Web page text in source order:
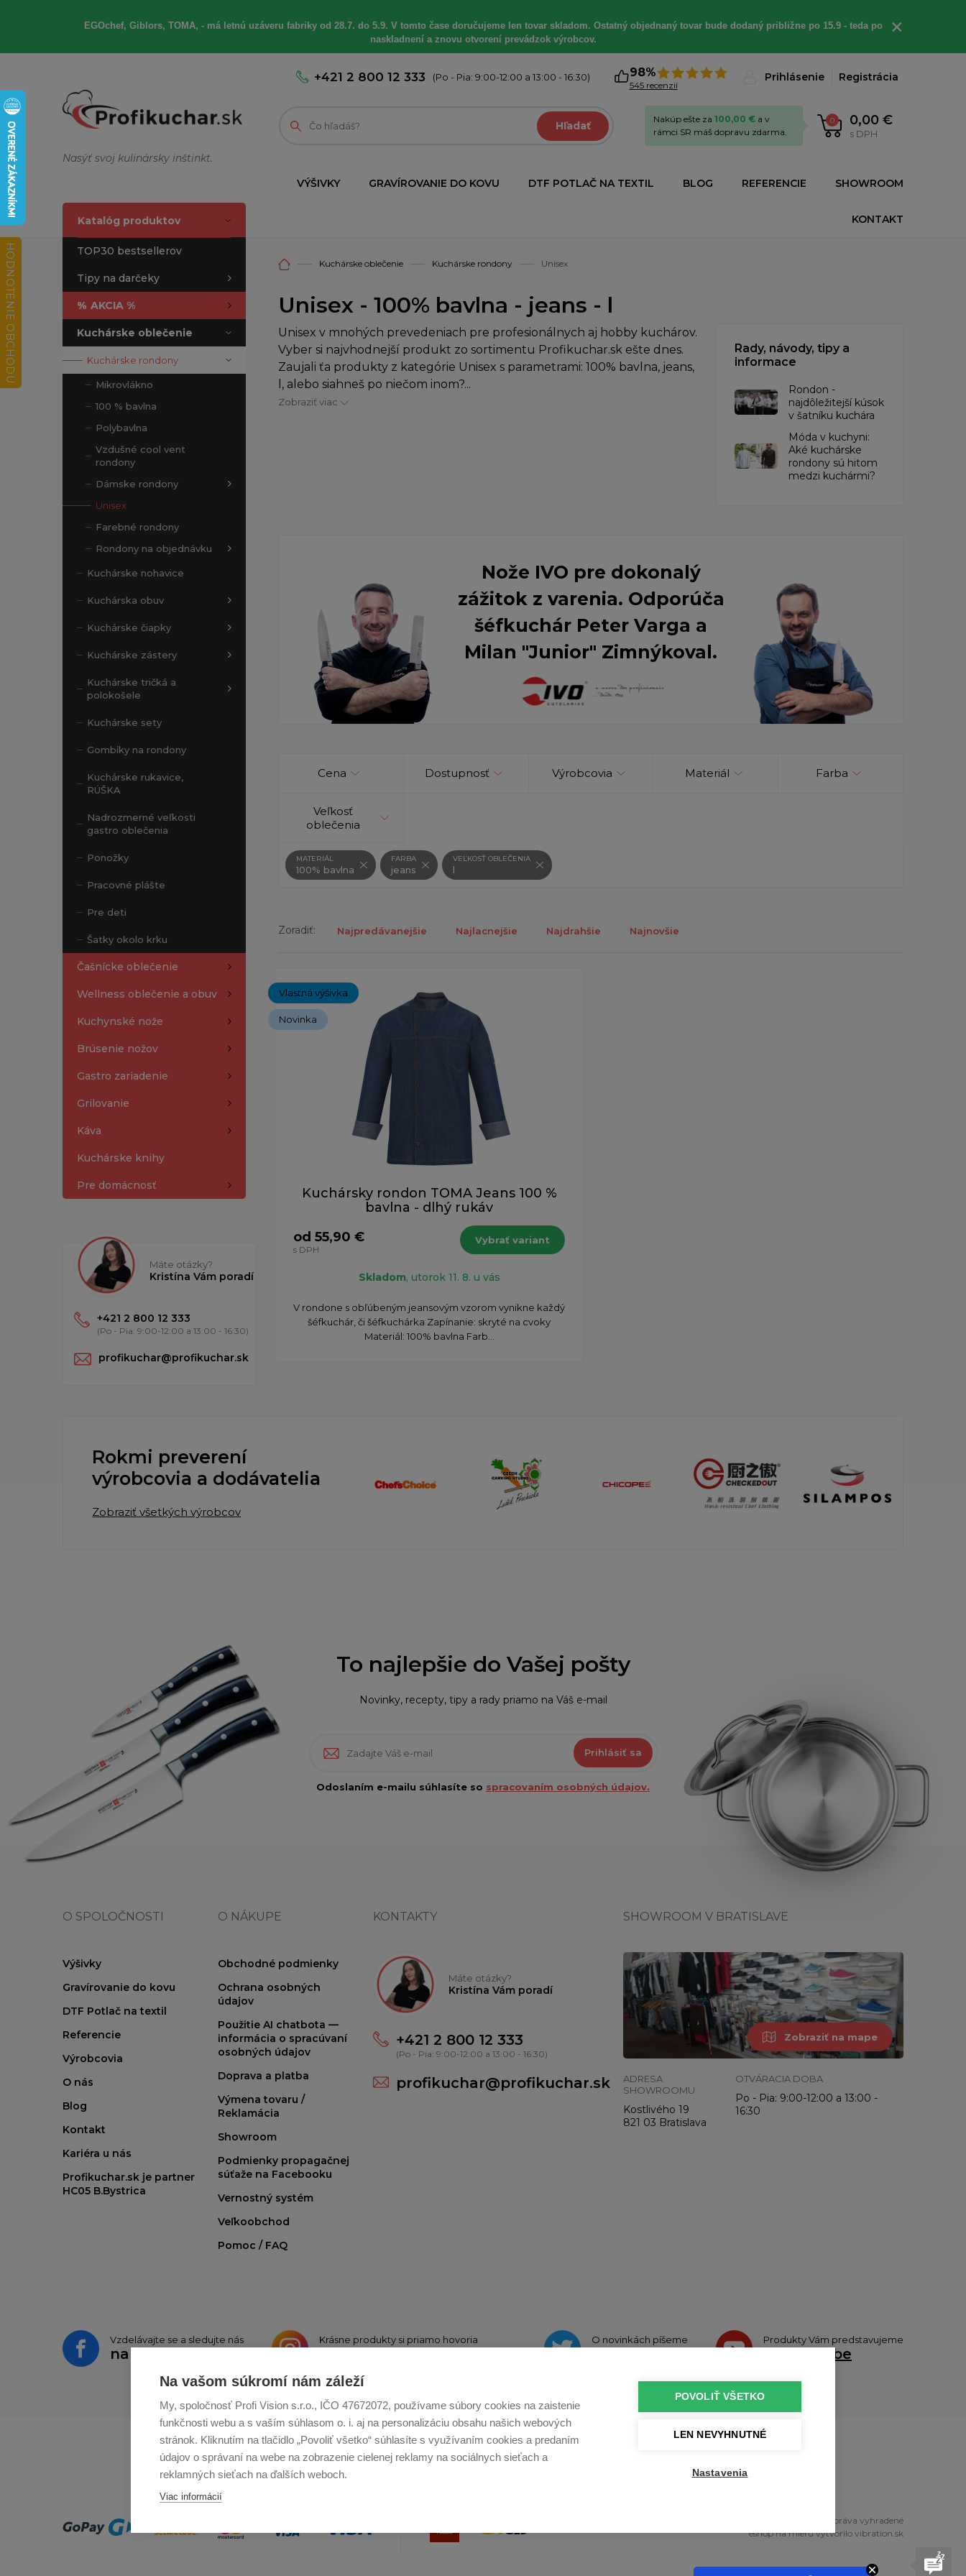
EGOchef, Giblors, TOMA, - má letnú uzáveru fabriky od 28.7. do 5.9. V tomto čase doručujeme len tovar skladom. Ostatný objednaný tovar bude dodaný približne po 15.9 - teda po
naskladnení a znovu otvorení prevádzok výrobcov.
×
Nasýť svoj kulinársky inštinkt.
+421 2 800 12 333 (Po - Pia: 9:00-12:00 a 13:00 - 16:30) 98%
545 recenzií
Prihlásenie Registrácia
Hľadať 0 0,00 €
s DPH
Nakúp ešte za 100,00 € a v
rámci SR máš dopravu zdarma.
VÝŠIVKY GRAVÍROVANIE DO KOVU DTF POTLAČ NA TEXTIL BLOG REFERENCIE SHOWROOM
KONTAKT
Na vašom súkromí nám záleží
My, spoločnosť Profi Vision s.r.o., IČO 47672072, používame súbory cookies na zaistenie
funkčnosti webu a s vaším súhlasom o. i. aj na personalizáciu obsahu našich webových
stránok. Kliknutím na tlačidlo „Povoliť všetko“ súhlasíte s využívaním cookies a predaním
údajov o správaní na webe na zobrazenie cielenej reklamy na sociálnych sieťach a
reklamných sieťach na ďalších weboch.
Viac informácií
POVOLIŤ VŠETKO
LEN NEVYHNUTNÉ
Nastavenia
Katalóg produktov
TOP30 bestsellerov
Tipy na darčeky
% AKCIA %
Kuchárske oblečenie
Kuchárske rondony
Mikrovlákno
100 % bavlna
Polybavlna
Vzdušné cool vent
rondony
Dámske rondony
Unisex
Farebné rondony
Rondony na objednávku
Kuchárske nohavice
Kuchárska obuv
Kuchárske čiapky
Kuchárske zástery
Kuchárske tričká a
polokošele
Kuchárske sety
Gombíky na rondony
Kuchárske rukavice,
RÚŠKA
Nadrozmerné veľkosti
gastro oblečenia
Ponožky
Pracovné plášte
Pre deti
Šatky okolo krku
Čašnícke oblečenie
Wellness oblečenie a obuv
Kuchynské nože
Brúsenie nožov
Gastro zariadenie
Grilovanie
Káva
Kuchárske knihy
Pre domácnosť
Máte otázky?
Kristína Vám poradí
+421 2 800 12 333
(Po - Pia: 9:00-12:00 a 13:00 - 16:30)
profikuchar@profikuchar.sk
Kuchárske oblečenie Kuchárske rondony Unisex
Unisex - 100% bavlna - jeans - l
Unisex v mnohých prevedeniach pre profesionálnych aj hobby kuchárov.
Vyber si najvhodnejší produkt zo sortimentu Profikuchar.sk ešte dnes.
Zaujali ťa produkty z kategórie Unisex s parametrami: 100% bavlna, jeans,
l, alebo siahneš po niečom inom?...
Zobraziť viac
Rady, návody, tipy a
informace
Rondon -
najdôležitejší kúsok
v šatníku kuchára
​Móda v kuchyni:
Aké kuchárske
rondony sú hitom
medzi kuchármi?
Nože IVO pre dokonalý
zážitok z varenia. Odporúča
šéfkuchár Peter Varga a
Milan "Junior" Zimnýkoval.
Cena Dostupnosť Výrobcovia Materiál Farba
Veľkosť
oblečenia
MATERIÁL
100% bavlna
FARBA
jeans
VEĽKOSŤ OBLEČENIA
l
Zoradiť: Najpredávanejšie Najlacnejšie Najdrahšie Najnovšie
Vlastná výšivka
Novinka
Kuchársky rondon TOMA Jeans 100 %
bavlna - dlhý rukáv
od 55,90 €
s DPH
Vybrať variant
Skladom, utorok 11. 8. u vás
​V rondone s obľúbeným jeansovým vzorom vynikne každý
šéfkuchár, či šéfkuchárka Zapínanie: skryté na cvoky
Materiál: 100% bavlna Farb...
Rokmi preverení
výrobcovia a dodávatelia
Zobraziť všetkých výrobcov
To najlepšie do Vašej pošty
Novinky, recepty, tipy a rady priamo na Váš e-mail
Prihlásiť sa
Odoslaním e-mailu súhlasíte so spracovaním osobných údajov.
O SPOLOČNOSTI
Výšivky
Gravírovanie do kovu
DTF Potlač na textil
Referencie
Výrobcovia
O nás
Blog
Kontakt
Kariéra u nás
Profikuchar.sk je partner
HC05 B.Bystrica
O NÁKUPE
Obchodné podmienky
Ochrana osobných
údajov
Použitie AI chatbota —
informácia o spracúvaní
osobných údajov
Doprava a platba
Výmena tovaru /
Reklamácia
Showroom
Podmienky propagačnej
súťaže na Facebooku
Vernostný systém
Veľkoobchod
Pomoc / FAQ
KONTAKTY
Máte otázky?
Kristína Vám poradí
+421 2 800 12 333
(Po - Pia: 9:00-12:00 a 13:00 - 16:30)
profikuchar@profikuchar.sk
SHOWROOM V BRATISLAVE
Zobraziť na mape
ADRESA
SHOWROOMU
Kostlivého 19
821 03 Bratislava
OTVÁRACIA DOBA
Po - Pia: 9:00-12:00 a 13:00 -
16:30
Vzdelávajte se a sledujte nás
na
Krásne produkty si priamo hovoria O novinkách píšeme Produkty Vám predstavujeme
Youtube
Profikuchař.cz Profikoch.at Profiszakacs.hu
Copyright © 2010 - 2026 profikuchar.sk Všetky práva vyhradené
eshop na mieruvytvorilo vibration.sk
HODNOTENIE OBCHODU